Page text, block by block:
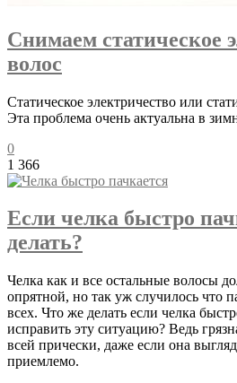
Снимаем статическое
волос
Статическое электричество или
Эта проблема очень актуальна в
0
1 366
Если челка быстро
делать?
Челка как и все остальные волосы
опрятной, но так уж случилось что
всех. Что же делать если челка
исправить эту ситуацию? Ведь
всей прически, даже если она
приемлемо.